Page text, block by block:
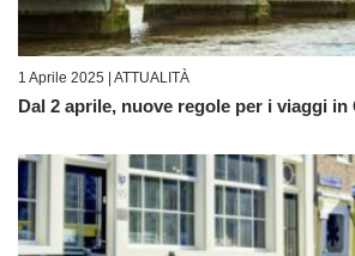
1 Aprile 2025 | ATTUALITÀ
Dal 2 aprile, nuove regole per i viaggi in